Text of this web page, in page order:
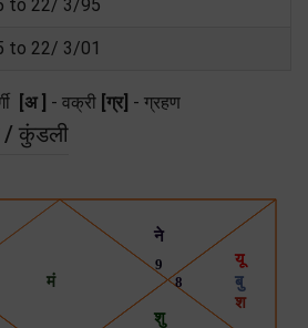
to 22/ 3/95
to 22/ 3/01
[अ ] - वक्री [ग्र] - ग्रहण
/ कुंडली